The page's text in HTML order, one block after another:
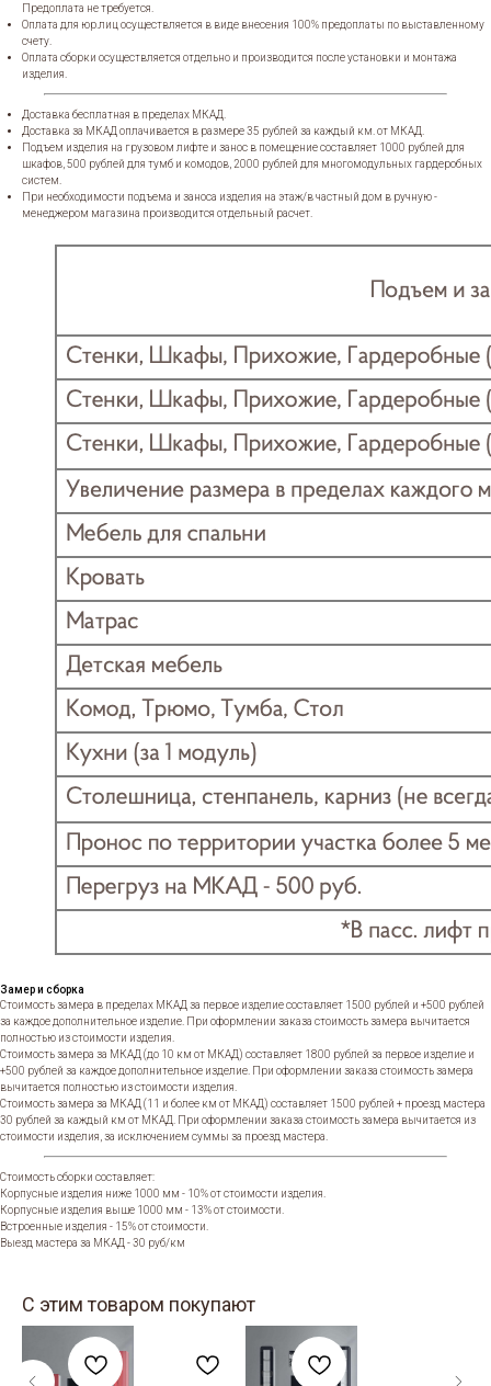
Предоплата не требуется.
Оплата для юр.лиц осуществляется в виде внесения 100% предоплаты по выставленному
счету.
Оплата сборки осуществляется отдельно и производится после установки и монтажа
изделия.
Доставка бесплатная в пределах МКАД.
Доставка за МКАД оплачивается в размере 35 рублей за каждый км. от МКАД.
Подъем изделия на грузовом лифте и занос в помещение составляет 1000 рублей для
шкафов, 500 рублей для тумб и комодов, 2000 рублей для многомодульных гардеробных
систем.
При необходимости подъема и заноса изделия на этаж/в частный дом в ручную -
менеджером магазина производится отдельный расчет.
Замер и сборка
Стоимость замера в пределах МКАД за первое изделие составляет 1500 рублей и +500 рублей
за каждое дополнительное изделие. При оформлении заказа стоимость замера вычитается
полностью из стоимости изделия.
Стоимость замера за МКАД (до 10 км от МКАД) составляет 1800 рублей за первое изделие и
+500 рублей за каждое дополнительное изделие. При оформлении заказа стоимость замера
вычитается полностью из стоимости изделия.
Стоимость замера за МКАД (11 и более км от МКАД) составляет 1500 рублей + проезд мастера
30 рублей за каждый км от МКАД. При оформлении заказа стоимость замера вычитается из
стоимости изделия, за исключением суммы за проезд мастера.
Стоимость сборки составляет:
Корпусные изделия ниже 1000 мм - 10% от стоимости изделия.
Корпусные изделия выше 1000 мм - 13% от стоимости.
Встроенные изделия - 15% от стоимости.
Выезд мастера за МКАД - 30 руб/км
С этим товаром покупают